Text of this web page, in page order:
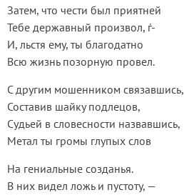
Затем, что чести был приятней
Тебе державный произвол, ѓ-
И, льстя ему, ты благодатно
Всю жизнь позорную провел.
С другим мошенником связавшись,
Составив шайку подлецов,
Судьей в словесности назвавшись,
Метал ты громы глупых слов
На гениальные созданья.
В них видел ложь и пустоту, —